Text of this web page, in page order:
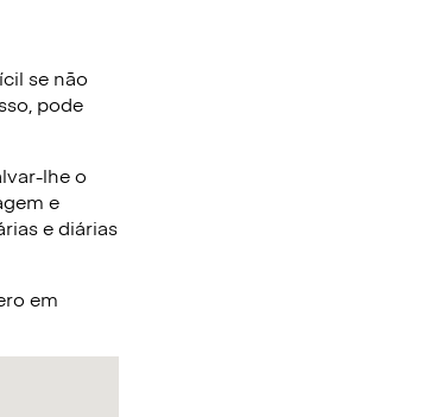
se não
pode
lhe o
e
e diárias
em